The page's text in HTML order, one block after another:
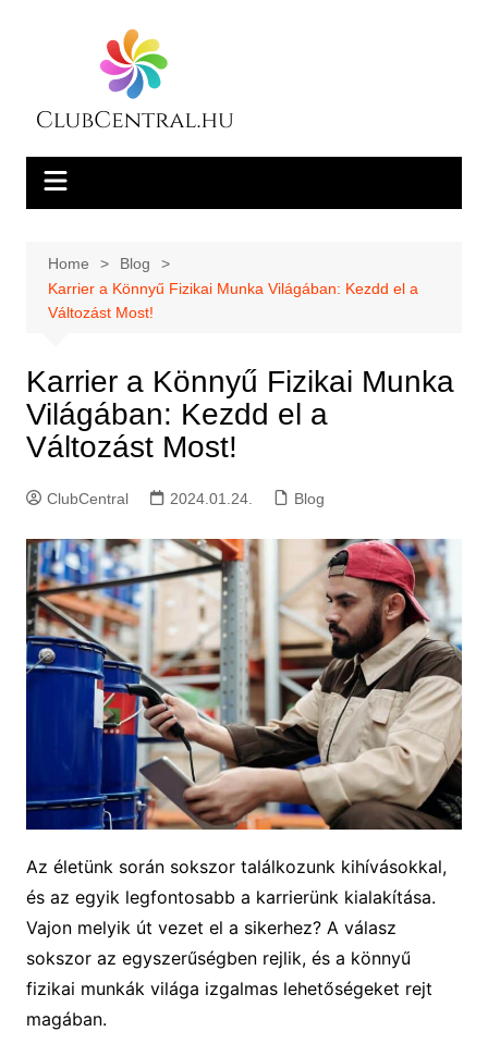
Home
Blog
Karrier a Könnyű Fizikai Munka Világában: Kezdd el a
Változást Most!
Karrier a Könnyű Fizikai Munka
Világában: Kezdd el a
Változást Most!
ClubCentral 2024.01.24. Blog
Az életünk során sokszor találkozunk kihívásokkal,
és az egyik legfontosabb a karrierünk kialakítása.
Vajon melyik út vezet el a sikerhez? A válasz
sokszor az egyszerűségben rejlik, és a könnyű
fizikai munkák világa izgalmas lehetőségeket rejt
magában.